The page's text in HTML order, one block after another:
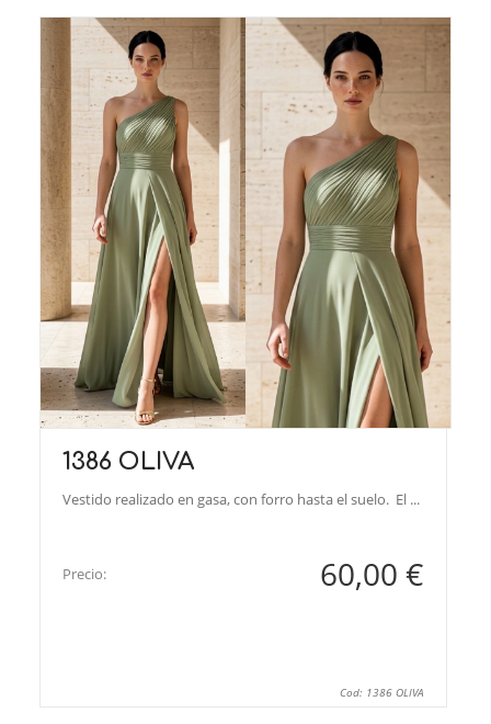
1386 OLIVA
Vestido realizado en gasa, con forro hasta el suelo. El ...
Precio: 60,00 €
Cod: 1386 OLIVA